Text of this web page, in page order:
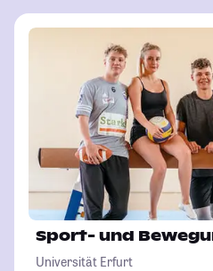
Sport- und
Universität Erfurt